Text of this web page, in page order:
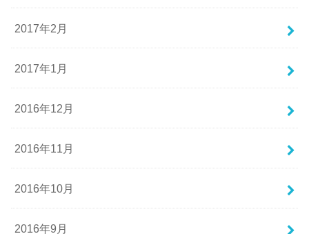
2017年2月
2017年1月
2016年12月
2016年11月
2016年10月
2016年9月